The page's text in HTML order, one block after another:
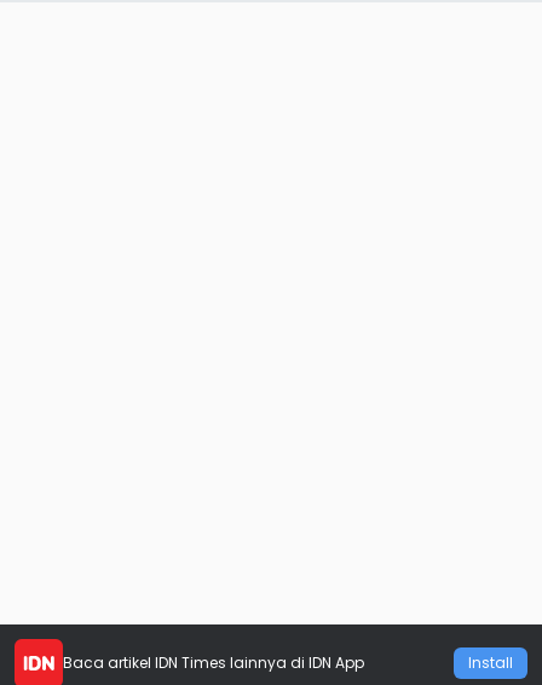
Baca artikel IDN Times lainnya di IDN App Install